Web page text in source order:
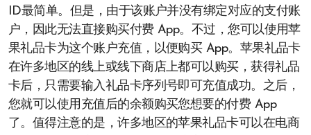
ID最简单。但是，由于该账户并没有绑定对应的支付账
户，因此无法直接购买付费 App。不过，您可以使用苹
果礼品卡为这个账户充值，以便购买 App。苹果礼品卡
在许多地区的线上或线下商店上都可以购买，获得礼品
卡后，只需要输入礼品卡序列号即可充值成功。之后，
您就可以使用充值后的余额购买您想要的付费 App
了。值得注意的是，许多地区的苹果礼品卡可以在电商